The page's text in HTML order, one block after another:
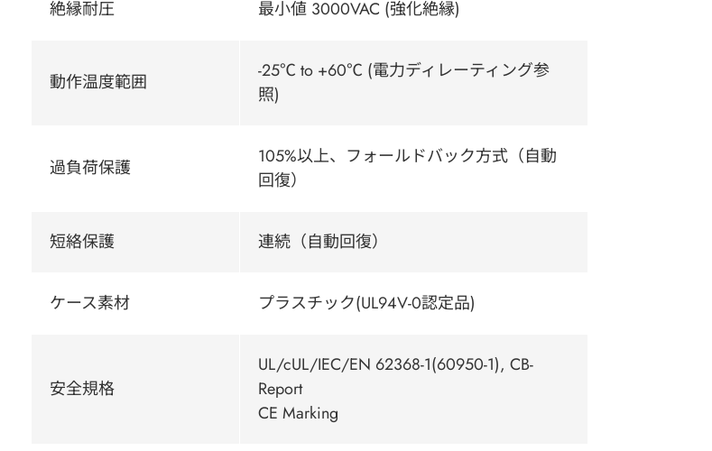
絶縁耐圧 最小値 3000VAC (強化絶縁)
動作温度範囲
-25℃ to +60℃ (電力ディレーティング参
照)
過負荷保護
105%以上、フォールドバック方式（自動
回復）
短絡保護 連続（自動回復）
ケース素材 プラスチック(UL94V-0認定品)
安全規格
UL/cUL/IEC/EN 62368-1(60950-1), CB-
Report
CE Marking